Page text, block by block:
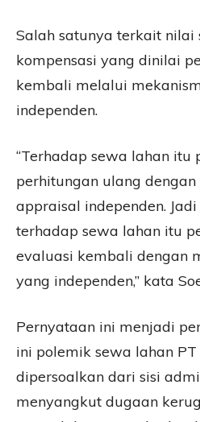
Salah satunya terkait nilai
kompensasi yang dinilai
kembali melalui
independen.
“Terhadap sewa lahan itu
perhitungan ulang
appraisal independen.
terhadap sewa lahan itu
evaluasi kembali dengan
yang independen,” kata
Pernyataan ini menjadi
ini polemik sewa lahan
dipersoalkan dari sisi
menyangkut dugaan